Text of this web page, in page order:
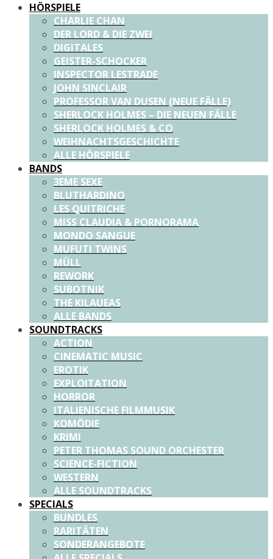
HÖRSPIELE
CHARLIE CHAN
DER LORD & DIE ZWEI
DIGITALES
GEISTER-SCHOCKER
INSPECTOR LESTRADE
JOHN SINCLAIR
PROFESSOR VAN DUSEN (NEUE FÄLLE)
SHERLOCK HOLMES – DIE NEUEN FÄLLE
SHERLOCK HOLMES & CO
WEIHNACHTSGESCHICHTE
ALLE HÖRSPIELE
BANDS
3EME SEXE
BLUTHARDINO
LES QUITRICHE
MISS CLAUDIA & PORNORAMA
MONDO SANGUE
MUFUTI TWINS
MÜLL
REWORK
SUBOTNIK
THE KILAUEAS
ALLE BANDS
SOUNDTRACKS
ACTION
CINEMATIC MUSIC
EROTIK
EXPLOITATION
HORROR
ITALIENISCHE FILMMUSIK
KOMÖDIE
KRIMI
PETER THOMAS SOUND ORCHESTER
SCIENCE-FICTION
WESTERN
ALLE SOUNDTRACKS
SPECIALS
BUNDLES
RARITÄTEN
SONDERANGEBOTE